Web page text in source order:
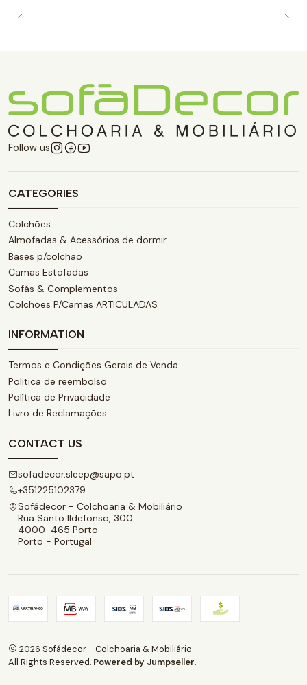
Follow us
CATEGORIES
Colchões
Almofadas & Acessórios de dormir
Bases p/colchão
Camas Estofadas
Sofás & Complementos
Colchões P/Camas ARTICULADAS
INFORMATION
Termos e Condições Gerais de Venda
Politica de reembolso
Política de Privacidade
Livro de Reclamações
CONTACT US
sofadecor.sleep@sapo.pt
+351225102379
Sofádecor - Colchoaria & Mobiliário
Rua Santo Ildefonso, 300
4000-465 Porto
Porto - Portugal
2026 Sofádecor - Colchoaria & Mobiliário.
All Rights Reserved. Powered by Jumpseller.